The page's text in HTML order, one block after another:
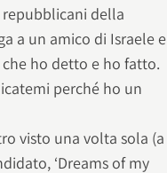
repubblicani della
a un amico di Israele e
ho detto e ho fatto.
perché ho un
visto una volta sola (a
‘Dreams of my